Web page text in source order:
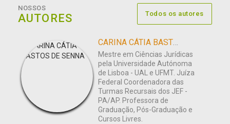
NOSSOS
AUTORES Todos os autores
CARINA CÁTIA BASTOS DE SENNA
Mestre em Ciências Jurídicas
pela Universidade Autónoma
de Lisboa - UAL e UFMT. Juíza
Federal Coordenadora das
Turmas Recursais dos JEF -
PA/AP. Professora de
Graduação, Pós-Graduação e
Cursos Livres.